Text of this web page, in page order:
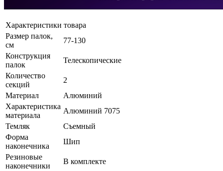
Характеристики товара
Размер палок,
см
77-130
Конструкция
палок
Телескопические
Количество
секций
2
Материал
Алюминий
Характеристика
материала
Алюминий 7075
Темляк
Съемный
Форма
наконечника
Шип
Резиновые
наконечники
В комплекте